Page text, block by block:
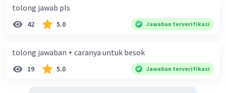
tolong jawab pls
42 5.0 Jawaban terverifikasi
tolong jawaban + caranya untuk besok
19 5.0 Jawaban terverifikasi